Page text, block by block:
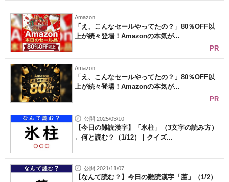
Amazon
「え、こんなセールやってたの？」80％OFF以
上が続々登場！Amazonの本気が...
PR
Amazon
「え、こんなセールやってたの？」80％OFF以
上が続々登場！Amazonの本気が...
PR
公開 2025/03/10
【今日の難読漢字】「氷柱」（3文字の読み方）
←何と読む？（1/12） | クイズ...
公開 2021/11/07
【なんて読む？】今日の難読漢字「蓙」（1/2）